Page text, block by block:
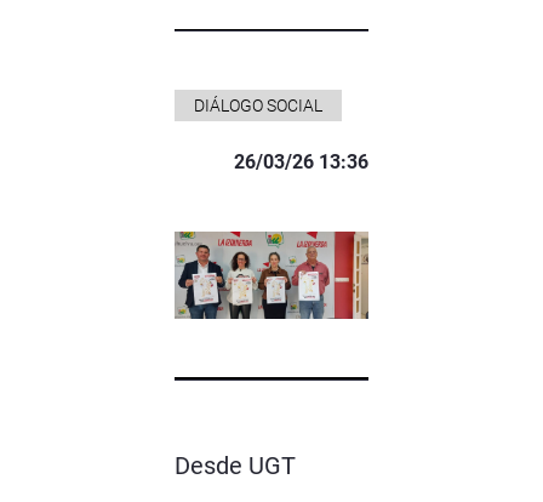
DIÁLOGO SOCIAL
26/03/26 13:36
Desde UGT